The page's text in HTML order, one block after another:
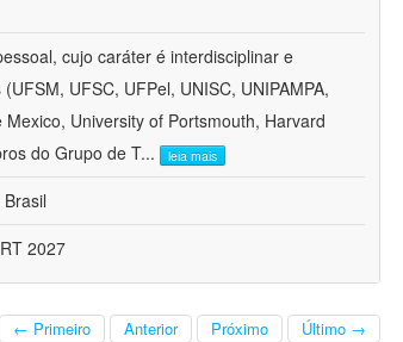
cujo caráter é interdisciplinar e
UFSC, UFPel, UNISC, UNIPAMPA,
University of Portsmouth, Harvard
do Grupo de T... leia mais
2027
← Primeiro Anterior Próximo Último →